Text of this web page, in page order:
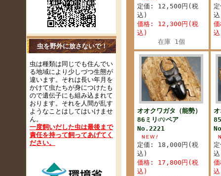
虫を野外に放さないで！
虫は種類は同じでも住んでい
る地域により少しづつ生態が
違います。それは長い年月を
かけて虫たちが身につけたも
ので遺伝子にも組み込まれて
おります。それを人間が乱す
ようなことはしてはいけませ
ん。
一度飼いだした虫は最後まで
責任を持って飼ってあげてく
ださい。
定価: 12,500円(税
込)
価格: 12,300円(税
込)
在庫 1個
オオクワガタ（能勢）
86ミリ♂♀ペア
No.2221
定価: 18,000円(税
込)
価格: 17,800円(税
込)